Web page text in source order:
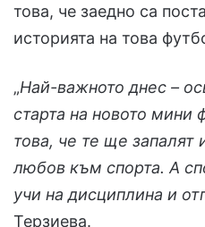
това, че заедно са
историята на това
„Най-важното днес –
старта на новото мини
това, че те ще запалят
любов към спорта. А
учи на дисциплина и
Терзиева.